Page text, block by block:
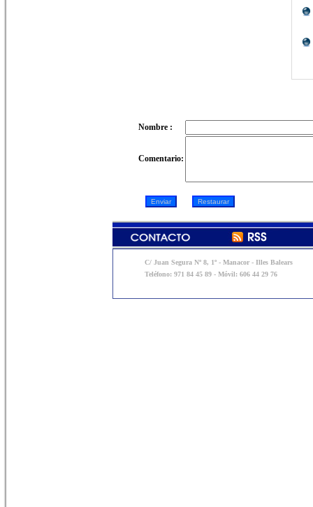
Nombre :
Comentario:
C/ Juan Segura Nº 8, 1º - Manacor - Illes Balears
Teléfono: 971 84 45 89 - Móvil: 606 44 29 76